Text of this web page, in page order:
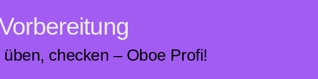
checken – Oboe Profi!